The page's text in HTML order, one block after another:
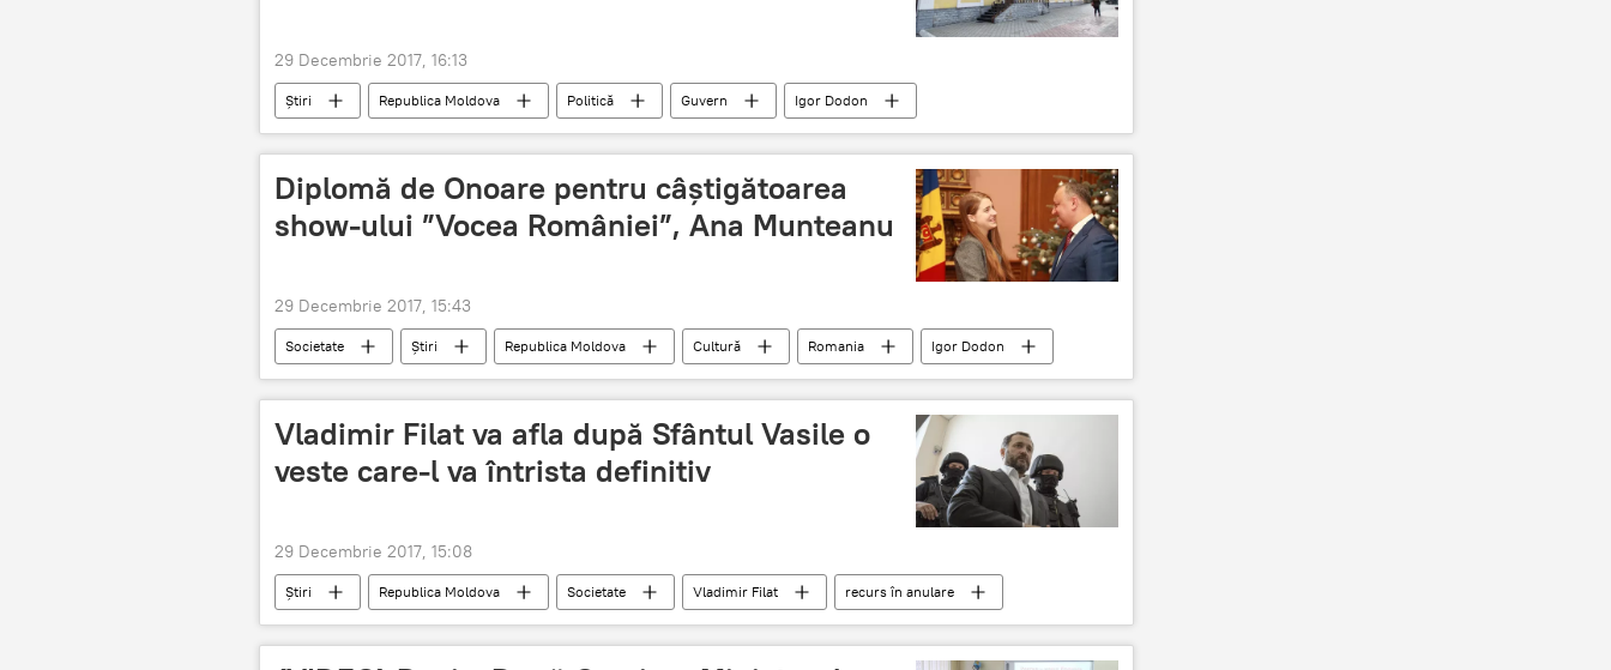
29 Decembrie 2017, 16:13
Știri Republica Moldova Politică Guvern
Igor Dodon
Curtea Constituțională
numirea noilor miniștri
Diplomă de Onoare pentru câștigătoarea
show-ului ”Vocea României”, Ana Munteanu
29 Decembrie 2017, 15:43
Societate Știri Republica Moldova Cultură Romania
Igor Dodon
Ana Munteanu
Vladimir Filat va afla după Sfântul Vasile o
veste care-l va întrista definitiv
29 Decembrie 2017, 15:08
Știri Republica Moldova Societate Vladimir Filat recurs în anulare